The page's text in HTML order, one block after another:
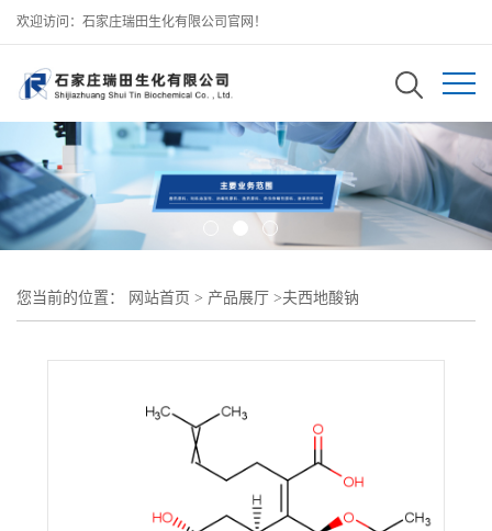
欢迎访问：石家庄瑞田生化有限公司官网！
您当前的位置： 网站首页 > 产品展厅 >夫西地酸钠